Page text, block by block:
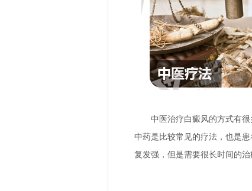
中医治疗白癜风的方式有很
中药是比较常见的疗法，也是
复发强，但是需要很长时间的